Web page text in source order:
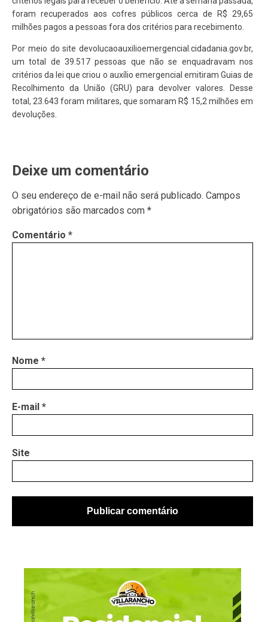
foram recuperados aos cofres públicos cerca de R$ 29,65
milhões pagos a pessoas fora dos critérios para recebimento.
Por meio do site devolucaoauxilioemergencial.cidadania.gov.br,
um total de 39.517 pessoas que não se enquadravam nos
critérios da lei que criou o auxílio emergencial emitiram Guias de
Recolhimento da União (GRU) para devolver valores. Desse
total, 23.643 foram militares, que somaram R$ 15,2 milhões em
devoluções.
Deixe um comentário
O seu endereço de e-mail não será publicado. Campos
obrigatórios são marcados com *
Comentário *
Nome *
E-mail *
Site